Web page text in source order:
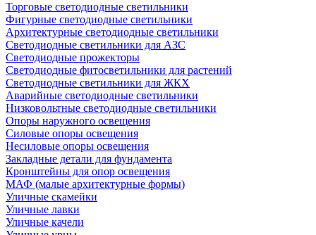
Торговые светодиодные светильники
Фигурные светодиодные светильники
Архитектурные светодиодные светильники
Светодиодные светильники для АЗС
Светодиодные прожекторы
Светодиодные фитосветильники для растений
Светодиодные светильники для ЖКХ
Аварийные светодиодные светильники
Низковольтные светодиодные светильники
Опоры наружного освещения
Силовые опоры освещения
Несиловые опоры освещения
Закладные детали для фундамента
Кронштейны для опор освещения
МАФ (малые архитектурные формы)
Уличные скамейки
Уличные лавки
Уличные качели